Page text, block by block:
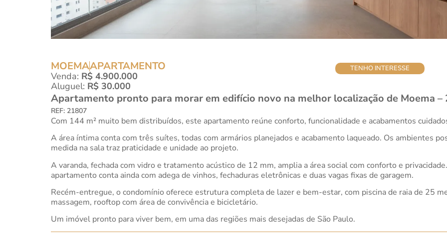
MOEMAAPARTAMENTO
Venda: R$ 4.900.000
Aluguel: R$ 30.000
TENHO INTERESSE
Apartamento pronto para morar em edifício novo na melhor localização de Moema –
REF: 21807
Com 144 m² muito bem distribuídos, este apartamento reúne conforto, funcionalidade e acabamentos
A área íntima conta com três suítes, todas com armários planejados e acabamento laqueado. Os ambientes
medida na sala traz praticidade e unidade ao projeto.
A varanda, fechada com vidro e tratamento acústico de 12 mm, amplia a área social com conforto e
apartamento conta ainda com adega de vinhos, fechaduras eletrônicas e duas vagas fixas de garagem.
Recém-entregue, o condomínio oferece estrutura completa de lazer e bem-estar, com piscina de raia de 25
massagem, rooftop com área de convivência e bicicletário.
Um imóvel pronto para viver bem, em uma das regiões mais desejadas de São Paulo.